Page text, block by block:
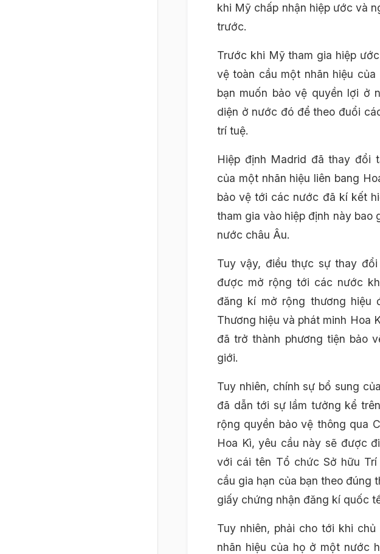
khi Mỹ chấp nhận hiệp ước và
trước.
Trước khi Mỹ tham gia hiệp
vệ toàn cầu một nhãn hiệu
bạn muốn bảo vệ quyền lợi ở
diện ở nước đó để theo đuổi
trí tuệ.
Hiệp định Madrid đã thay đổi
của một nhãn hiệu liên bang
bảo vệ tới các nước đã kí kết
tham gia vào hiệp định này bao
nước châu Âu.
Tuy vậy, điều thực sự thay
được mở rộng tới các nước
đăng kí mở rộng thương hiệu
Thương hiệu và phát minh Hoa
đã trở thành phương tiện bảo
giới.
Tuy nhiên, chính sự bổ sung
đã dẫn tới sự lầm tưởng kể
rộng quyền bảo vệ thông qua
Hoa Kì, yêu cầu này sẽ được
với cái tên Tổ chức Sở hữu
cầu gia hạn của bạn theo đúng
giấy chứng nhận đăng kí quốc
Tuy nhiên, phải cho tới khi
nhãn hiệu của họ ở một nước